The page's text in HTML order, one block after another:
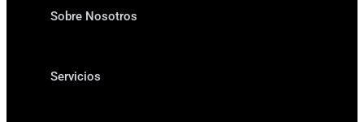
Sobre Nosotros
Servicios